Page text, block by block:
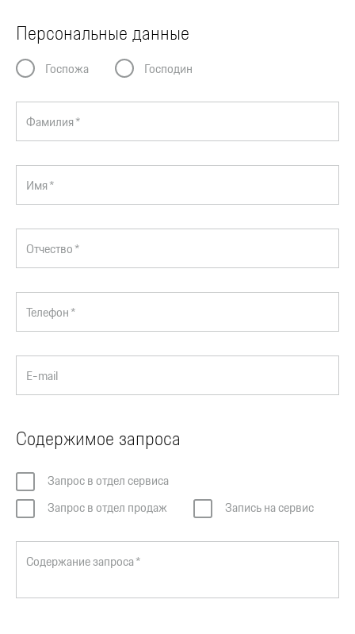
Персональные данные
Госпожа Господин
Фамилия *
Имя *
Отчество *
Телефон *
E-mail
Содержимое запроса
Запрос в отдел сервиса
Запрос в отдел продаж
Запись на сервис
Содержание запроса *